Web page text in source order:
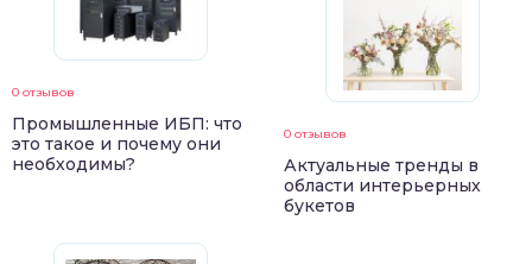
0 отзывов
Промышленные ИБП: что
это такое и почему они
необходимы?
0 отзывов
Актуальные тренды в
области интерьерных
букетов